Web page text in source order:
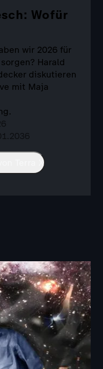
Wofür
wir 2026 für
Harald
diskutieren
mit Maja
Terra X